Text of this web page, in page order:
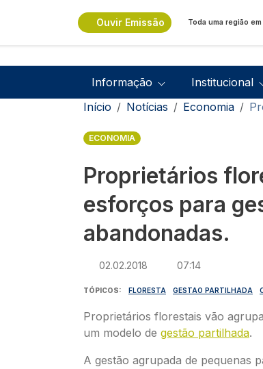
Ouvir Emissão Toda uma região
Navegação
Informação Institucional
Navegação
Início Notícias Economia
ECONOMIA
Proprietários
esforços para
abandonadas.
02.02.2018 07:14
TÓPICOS FLORESTA GESTAO PARTILHADA
Proprietários florestais vão
um modelo de gestão partilhada.
A gestão agrupada de pequenas